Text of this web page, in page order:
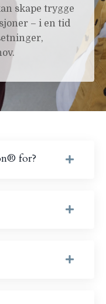
skape trygge
– i en tid
for?